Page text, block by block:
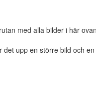
med alla bilder i här
det upp en större bild och